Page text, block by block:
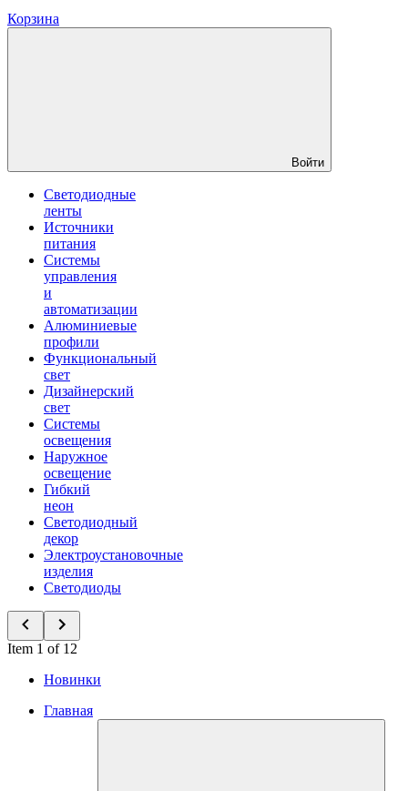
Корзина
Войти
Светодиодные
ленты
Источники
питания
Системы
управления
и
автоматизации
Алюминиевые
профили
Функциональный
свет
Дизайнерский
свет
Системы
освещения
Наружное
освещение
Гибкий
неон
Светодиодный
декор
Электроустановочные
изделия
Светодиоды
Item 1 of 12
Новинки
Главная